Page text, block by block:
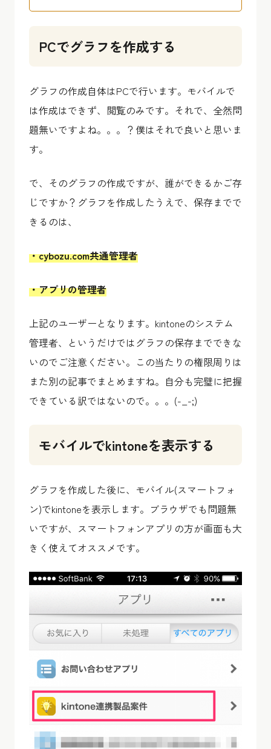
PCでグラフを作成する
グラフの作成自体はPCで行います。モバイルで
は作成はできず、閲覧のみです。それで、全然問
題無いですよね。。。？僕はそれで良いと思いま
す。
で、そのグラフの作成ですが、誰ができるかご存
じですか？グラフを作成したうえで、保存までで
きるのは、
・cybozu.com共通管理者
・アプリの管理者
上記のユーザーとなります。kintoneのシステム
管理者、というだけではグラフの保存までできな
いのでご注意ください。この当たりの権限周りは
また別の記事でまとめますね。自分も完璧に把握
できている訳ではないので。。。(-_-;)
モバイルでkintoneを表示する
グラフを作成した後に、モバイル(スマートフォ
ン)でkintoneを表示します。ブラウザでも問題無
いですが、スマートフォンアプリの方が画面も大
きく使えてオススメです。